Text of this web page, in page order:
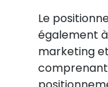
Le
également
marketing